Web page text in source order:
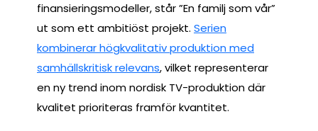
finansieringsmodeller, står ”En familj som vår”
ut som ett ambitiöst projekt. Serien
kombinerar högkvalitativ produktion med
samhällskritisk relevans, vilket representerar
en ny trend inom nordisk TV-produktion där
kvalitet prioriteras framför kvantitet.